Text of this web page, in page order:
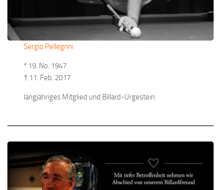
Sergio Pellegrini
* 19. No. 1947
† 11. Feb. 2017
​langjähriges Mitglied und Billard-Urgestein